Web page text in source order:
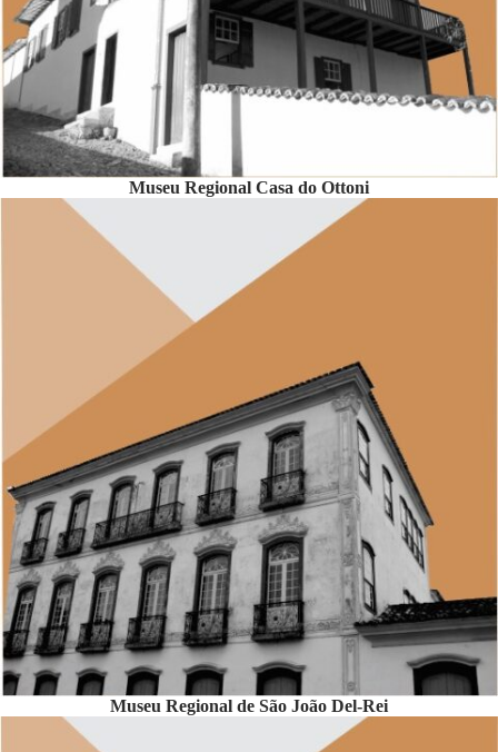
Museu Regional Casa do Ottoni
Museu Regional de São João Del-Rei